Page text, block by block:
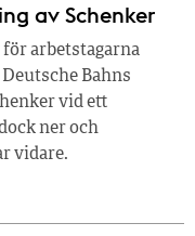
av Schenker
arbetstagarna
Bahns
vid ett
ner och
vidare.